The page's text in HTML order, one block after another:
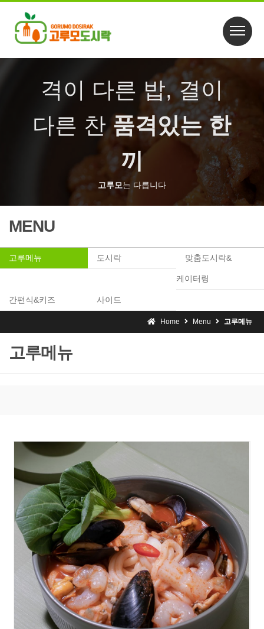
격이 다른 밥, 결이
다른 찬품격있는 한
끼
고루모는 다릅니다
MENU
고루메뉴 도시락 맞춤도시락&
케이터링
간편식&키즈 사이드
Home Menu 고루메뉴
고루메뉴
얼큰해물우동